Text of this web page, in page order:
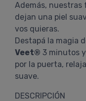
Además, nuestras
dejan una piel
vos quieras.
Destapá la magia
Veet® 3 minutos
por la puerta,
suave.
DESCRIPCIÓN